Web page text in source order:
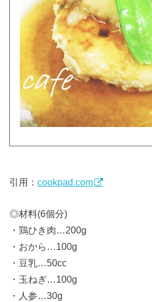
引用：cookpad.com
◎材料(6個分)
・鶏ひき肉…200g
・おから…100g
・豆乳…50cc
・玉ねぎ…100g
・人参…30g